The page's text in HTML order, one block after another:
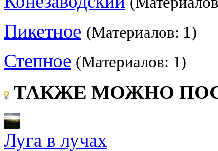
Пикетное (Материалов: 1)
Степное (Материалов: 1)
ТАКЖЕ МОЖНО
Луга в лучах